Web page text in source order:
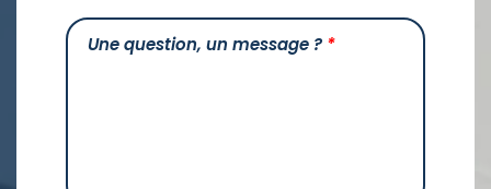
Une question, un message ? *